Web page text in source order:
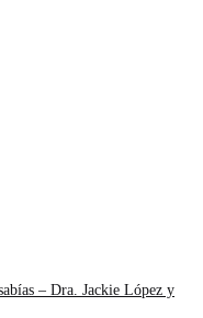
– Dra. Jackie López y